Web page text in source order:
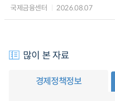
국제금융센터 2026.08.07
많이 본 자료
경제정책정보